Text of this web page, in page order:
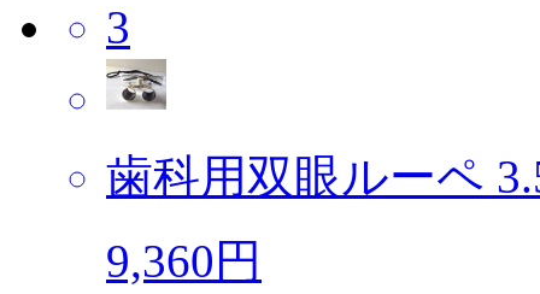
3
歯科用双眼ルーペ
9,360円